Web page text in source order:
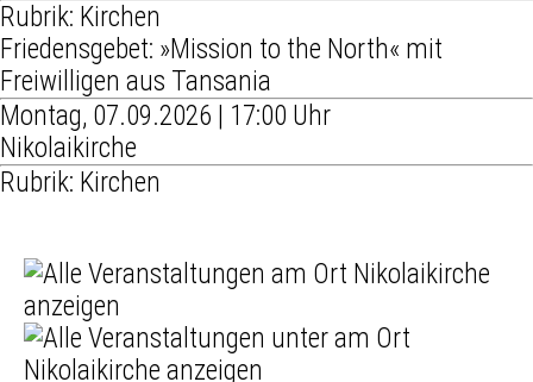
Rubrik: Kirchen
Friedensgebet: »Mission to the North« mit
Freiwilligen aus Tansania
Montag, 07.09.2026 | 17:00 Uhr
Nikolaikirche
Rubrik: Kirchen